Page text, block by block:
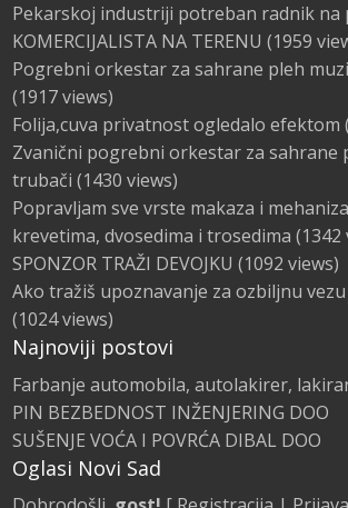
Pekarskoj industriji potreban radnik na
KOMERCIJALISTA NA TERENU (1959
Pogrebni orkestar za sahrane pleh
(1917 views)
Folija,cuva privatnost ogledalo efektom
Zvanični pogrebni orkestar za sahrane
trubači (1430 views)
Popravljam sve vrste makaza i
krevetima, dvosedima i trosedima (1342
SPONZOR TRAŽI DEVOJKU (1092 views)
Ako tražiš upoznavanje za ozbiljnu
(1024 views)
Najnoviji postovi
Farbanje automobila, autolakirer,
PIN BEZBEDNOST INŽENJERING DOO
SUŠENJE VOĆA I POVRĆA DIBAL DOO
Oglasi Novi Sad